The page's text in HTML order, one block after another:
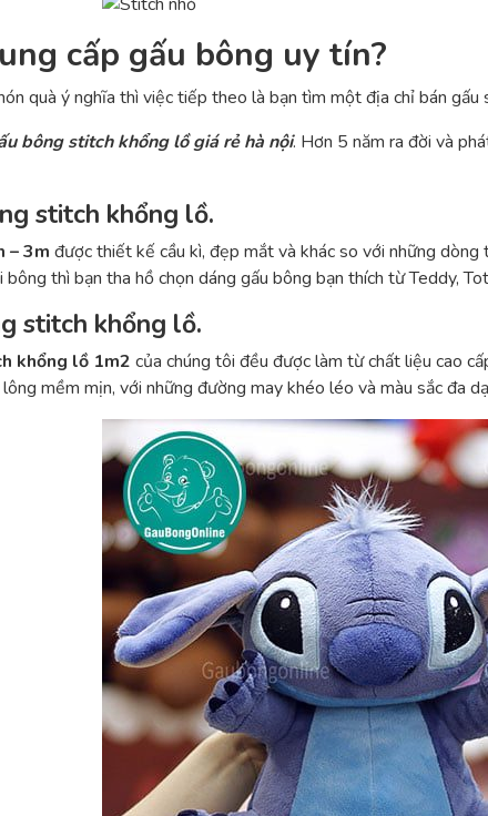
cấp gấu bông uy tín?
quà ý nghĩa thì việc tiếp theo là bạn tìm một địa chỉ bán gấu
bông stitch khổng lồ giá rẻ hà nội. Hơn 5 năm ra đời và
stitch khổng lồ.
– 3m được thiết kế cầu kì, đẹp mắt và khác so với những
thì bạn tha hồ chọn dáng gấu bông bạn thích từ Teddy,
stitch khổng lồ.
khổng lồ 1m2 của chúng tôi đều được làm từ chất liệu cao
mềm mịn, với những đường may khéo léo và màu sắc đa